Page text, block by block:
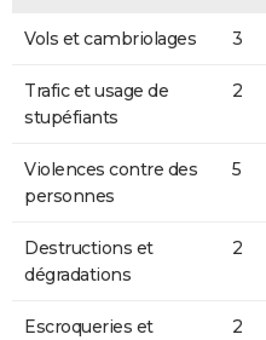
Vols et cambriolages 3
Trafic et usage de
stupéfiants
2
Violences contre des
personnes
5
Destructions et
dégradations
2
Escroqueries et
2